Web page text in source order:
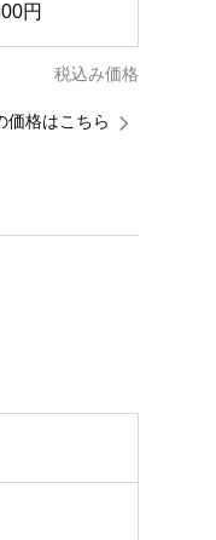
円
税込み価格
価格はこちら